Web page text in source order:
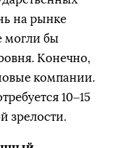
на рынке
могли бы
Конечно,
компании.
10–15
зрелости.